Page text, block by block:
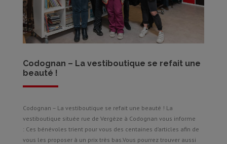
Codognan – La vestiboutique se refait une
beauté !
Codognan – La vestiboutique se refait une beauté ! La
vestiboutique située rue de Vergèze à Codognan vous informe
: Ces bénévoles trient pour vous des centaines d’articles afin de
vous les proposer à un prix très bas.Vous pourrez trouver aussi